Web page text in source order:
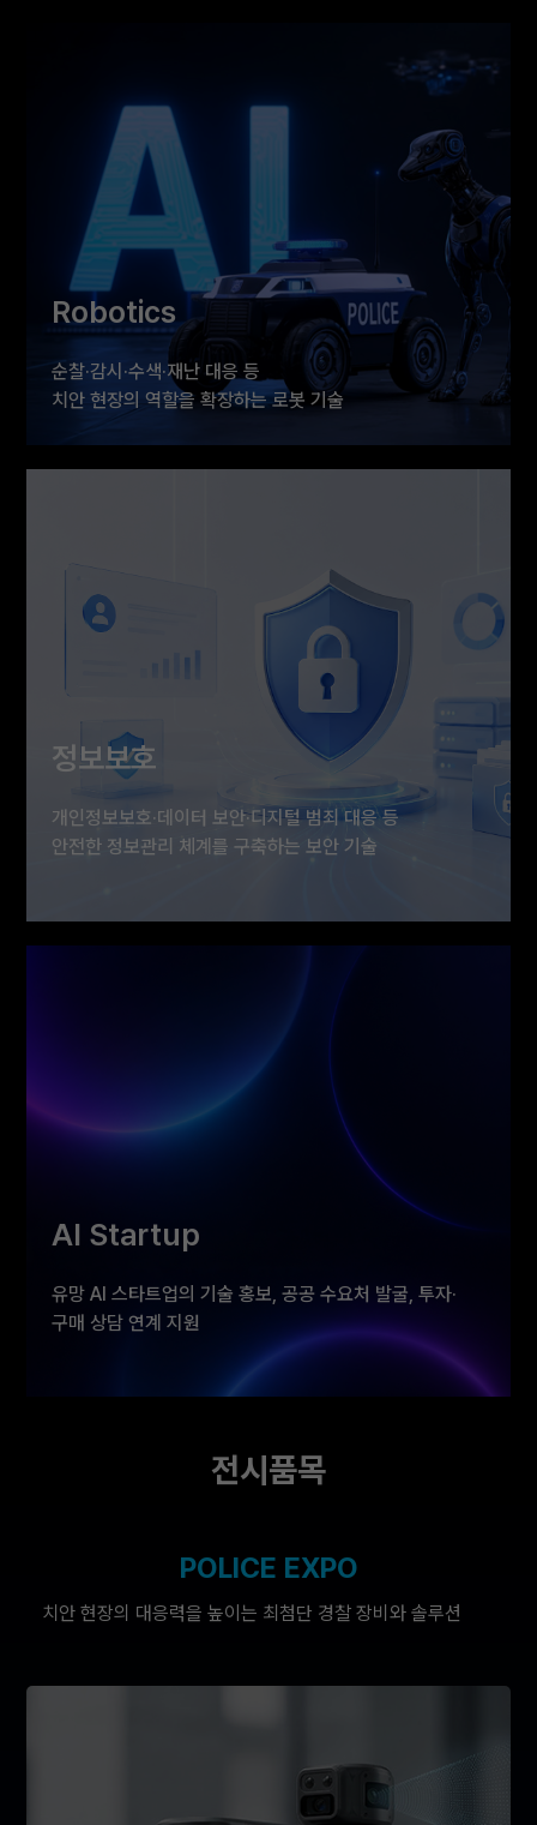
Robotics
순찰·감시·수색·재난 대응 등
치안 현장의 역할을 확장하는 로봇 기술
정보보호
개인정보보호·데이터 보안·디지털 범죄 대응 등
안전한 정보관리 체계를 구축하는 보안 기술
개인정보보호와 데이터 보안 기술로 공공기관과 기업의
정보 유출을 예방하고, 디지털 범죄 대응 역량을 높이는
AI Startup
유망 AI 스타트업의 기술 홍보, 공공 수요처 발굴, 투자·
구매 상담 연계 지원
전시품목
POLICE EXPO
치안 현장의 대응력을 높이는 최첨단 경찰 장비와 솔루션